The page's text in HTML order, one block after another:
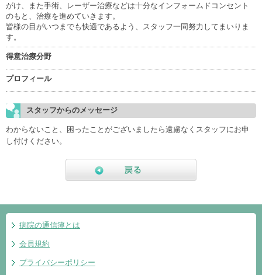
がけ、また手術、レーザー治療などは十分なインフォームドコンセント
のもと、治療を進めていきます。
皆様の目がいつまでも快適であるよう、スタッフ一同努力してまいりま
す。
得意治療分野
プロフィール
スタッフからのメッセージ
わからないこと、困ったことがございましたら遠慮なくスタッフにお申
し付けください。
病院の通信簿とは
会員規約
プライバシーポリシー